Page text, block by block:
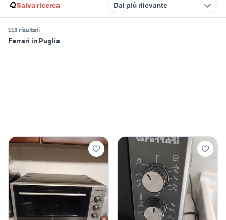
Salva ricerca Dal più rilevante
115 risultati
Ferrari in Puglia